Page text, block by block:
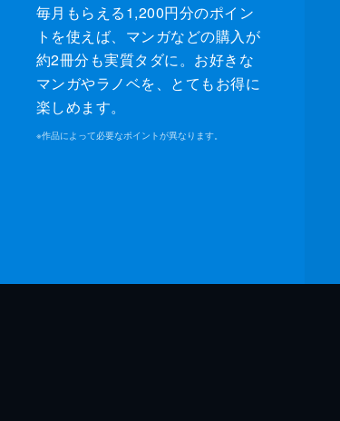
毎月もらえる1,200円分のポイン
トを使えば、マンガなどの購入が
約2冊分も実質タダに。お好きな
マンガやラノベを、とてもお得に
楽しめます。
※作品によって必要なポイントが異なります。